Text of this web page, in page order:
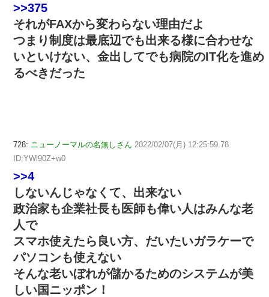
>>375
それがFAXから変わらない理由だよ
つまり制度は最底辺でも出来る様に合わせな
いといけない、金出してでも病院のIT化を進め
るべきだった
728: ニューノーマルの名無しさん 2022/02/07(月) 12:25:59.78
ID:YWl90Z+w0
>>4
しないんじゃなくて、出来ない
政治家も企業社長も医師も偉い人はみんな老
人で
スマホ使えたら良い方、だいたいガラケーで
パソコンも使えない
そんな老いぼれが儲かるためのシステムが美
しい国ニッポン！